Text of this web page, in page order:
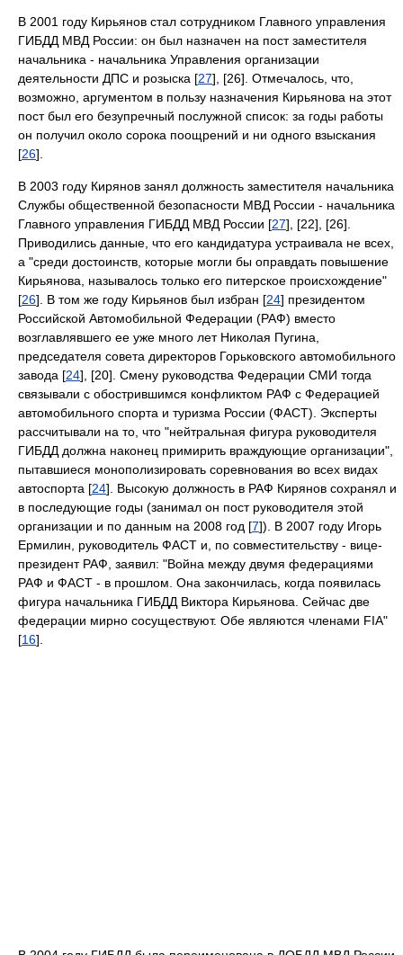
В 2001 году Кирьянов стал сотрудником Главного управления
ГИБДД МВД России: он был назначен на пост заместителя
начальника - начальника Управления организации
деятельности ДПС и розыска [27], [26]. Отмечалось, что,
возможно, аргументом в пользу назначения Кирьянова на этот
пост был его безупречный послужной список: за годы работы
он получил около сорока поощрений и ни одного взыскания
[26].
В 2003 году Кирянов занял должность заместителя начальника
Службы общественной безопасности МВД России - начальника
Главного управления ГИБДД МВД России [27], [22], [26].
Приводились данные, что его кандидатура устраивала не всех,
а "среди достоинств, которые могли бы оправдать повышение
Кирьянова, называлось только его питерское происхождение"
[26]. В том же году Кирьянов был избран [24] президентом
Российской Автомобильной Федерации (РАФ) вместо
возглавлявшего ее уже много лет Николая Пугина,
председателя совета директоров Горьковского автомобильного
завода [24], [20]. Смену руководства Федерации СМИ тогда
связывали с обострившимся конфликтом РАФ с Федерацией
автомобильного спорта и туризма России (ФАСТ). Эксперты
рассчитывали на то, что "нейтральная фигура руководителя
ГИБДД должна наконец примирить враждующие организации",
пытавшиеся монополизировать соревнования во всех видах
автоспорта [24]. Высокую должность в РАФ Кирянов сохранял и
в последующие годы (занимал он пост руководителя этой
организации и по данным на 2008 год [7]). В 2007 году Игорь
Ермилин, руководитель ФАСТ и, по совместительству - вице-
президент РАФ, заявил: "Война между двумя федерациями
РАФ и ФАСТ - в прошлом. Она закончилась, когда появилась
фигура начальника ГИБДД Виктора Кирьянова. Сейчас две
федерации мирно сосуществуют. Обе являются членами FIA"
[16].